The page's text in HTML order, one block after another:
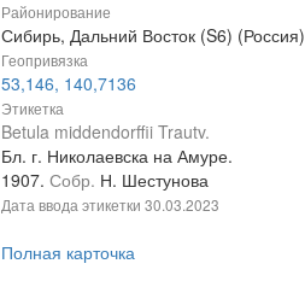
Районирование
Сибирь, Дальний Восток (S6) (Россия)
Геопривязка
53,146, 140,7136
Этикетка
Betula middendorffii Trautv.
Бл. г. Николаевска на Амуре.
1907. Собр. Н. Шестунова
Дата ввода этикетки 30.03.2023
Полная карточка